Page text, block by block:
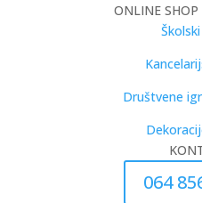
ONLINE SHOP
Društvene
064